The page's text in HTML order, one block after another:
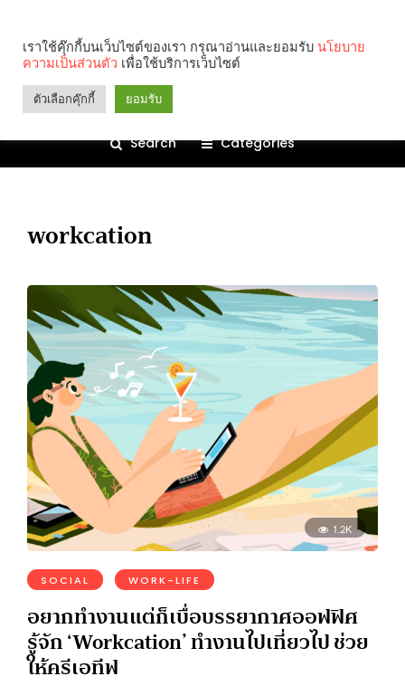
Search Categories
workcation
1.2K
SOCIAL WORK-LIFE
อยากทำงานแต่ก็เบื่อบรรยากาศออฟฟิศ
รู้จัก ‘Workcation’ ทำงานไปเที่ยวไป ช่วย
ให้ครีเอทีฟ
เราใช้คุ๊กกี้บนเว็บไซต์ของเรา กรุณาอ่านและยอมรับ นโยบาย
ความเป็นส่วนตัว เพื่อใช้บริการเว็บไซต์
ตัวเลือกคุ๊กกี้ ยอมรับ